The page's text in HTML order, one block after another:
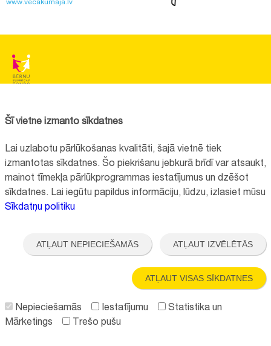
www.vecakumaja.lv
Reģistrācijas nr.:40008057120
+371 67064475
Visi kontakti
"Aktīvo iedzīvotāju fonds" finansētā projekta "
Bērnu slimnīcas fonda
ilgtspējīgas attīstības veicināšana
" ietvaros.
Šī vietne izmanto sīkdatnes
Lai uzlabotu pārlūkošanas kvalitāti, šajā vietnē tiek
izmantotas sīkdatnes. Šo piekrišanu jebkurā brīdī var atsaukt,
mainot tīmekļa pārlūkprogrammas iestatījumus un dzēšot
sīkdatnes. Lai iegūtu papildus informāciju, lūdzu, izlasiet mūsu
Sīkdatņu politiku
ATĻAUT NEPIECIEŠAMĀS ATĻAUT IZVĒLĒTĀS
ATĻAUT VISAS SĪKDATNES
Nepieciešamās Iestatījumu
Statistika un
Mārketings
Trešo pušu